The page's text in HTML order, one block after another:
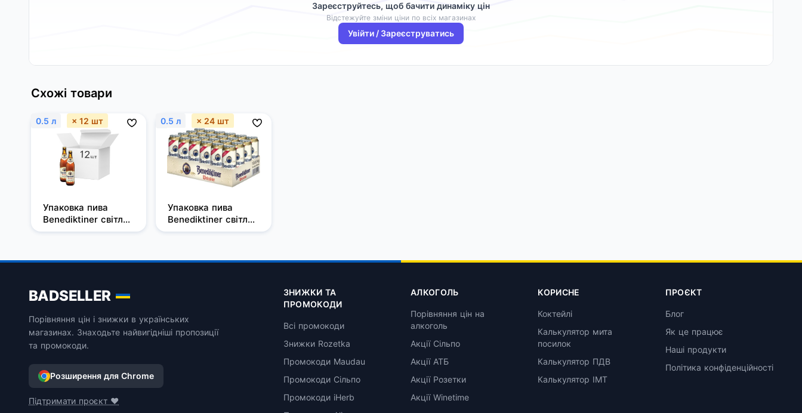
Зареєструйтесь, щоб бачити динаміку цін
Відстежуйте зміни ціни по всіх магазинах
Увійти / Зареєструватись
Схожі товари
0.5 л × 12 шт
Упаковка пива
Benediktiner світле
нефільтроване 5.4%
0.5 л × 24 шт
Упаковка пива
Benediktiner світле
нефільтроване 5.4%
BADSELLER
Порівняння цін і знижки в українських
магазинах. Знаходьте найвигідніші пропозиції
та промокоди.
Розширення для Chrome
Підтримати проєкт ❤️
ЗНИЖКИ ТА
ПРОМОКОДИ
Всі промокоди
Знижки Rozetka
Промокоди Maudau
Промокоди Сільпо
Промокоди iHerb
АЛКОГОЛЬ
Порівняння цін на
алкоголь
Акції Сільпо
Акції АТБ
Акції Розетки
Акції Winetime
КОРИСНЕ
Коктейлі
Калькулятор мита
посилок
Калькулятор ПДВ
Калькулятор ІМТ
ПРОЄКТ
Блог
Як це працює
Наші продукти
Політика конфіденційності